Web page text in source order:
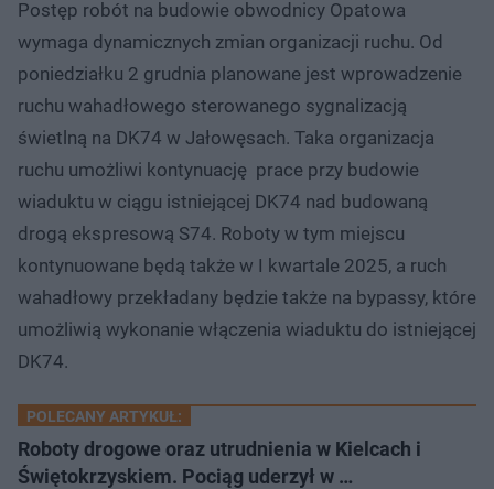
Postęp robót na budowie obwodnicy Opatowa
wymaga dynamicznych zmian organizacji ruchu. Od
poniedziałku 2 grudnia planowane jest wprowadzenie
ruchu wahadłowego sterowanego sygnalizacją
świetlną na DK74 w Jałowęsach. Taka organizacja
ruchu umożliwi kontynuację prace przy budowie
wiaduktu w ciągu istniejącej DK74 nad budowaną
drogą ekspresową S74. Roboty w tym miejscu
kontynuowane będą także w I kwartale 2025, a ruch
wahadłowy przekładany będzie także na bypassy, które
umożliwią wykonanie włączenia wiaduktu do istniejącej
DK74.
POLECANY ARTYKUŁ:
Roboty drogowe oraz utrudnienia w Kielcach i
Świętokrzyskiem. Pociąg uderzył w …